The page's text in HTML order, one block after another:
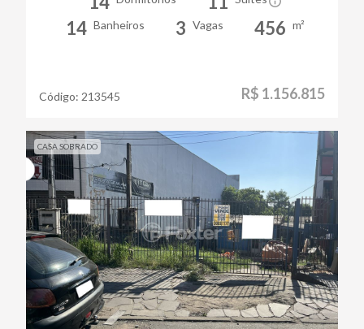
14 Banheiros 3 Vagas 456 m²
Código: 213545 R$ 1.156.815
CASA SOBRADO